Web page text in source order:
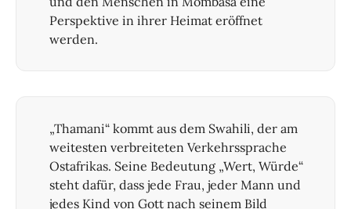
Perspektive in ihrer Heimat eröffnet
werden.
„Thamani“ kommt aus dem Swahili, der am
weitesten verbreiteten Verkehrssprache
Ostafrikas. Seine Bedeutung „Wert, Würde“
steht dafür, dass jede Frau, jeder Mann und
jedes Kind von Gott nach seinem Bild